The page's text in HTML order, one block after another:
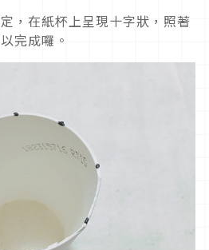
，在紙杯上呈現十字狀，照著
完成囉。